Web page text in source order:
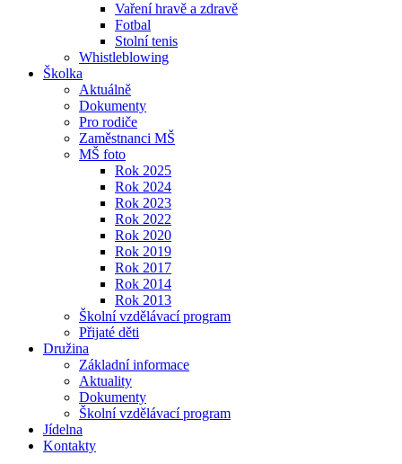
Vaření hravě a zdravě
Fotbal
Stolní tenis
Whistleblowing
Školka
Aktuálně
Dokumenty
Pro rodiče
Zaměstnanci MŠ
MŠ foto
Rok 2025
Rok 2024
Rok 2023
Rok 2022
Rok 2020
Rok 2019
Rok 2017
Rok 2014
Rok 2013
Školní vzdělávací program
Přijaté děti
Družina
Základní informace
Aktuality
Dokumenty
Školní vzdělávací program
Jídelna
Kontakty